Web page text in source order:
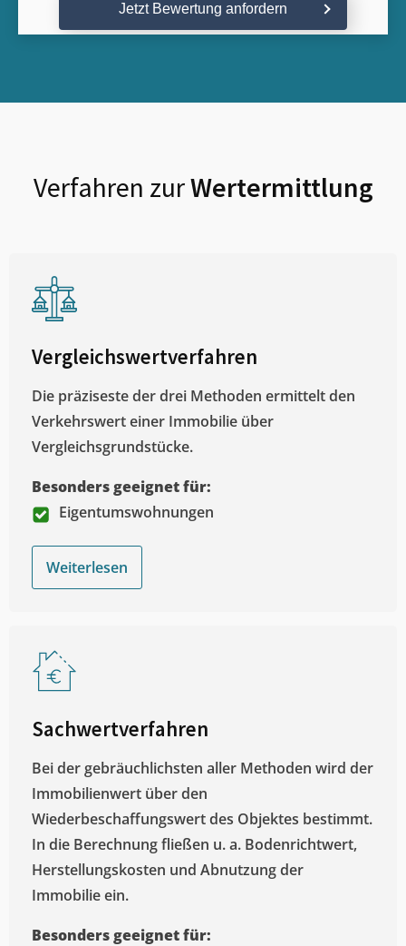
Jetzt Bewertung anfordern
Verfahren zurWertermittlung
Vergleichswertverfahren
Die präziseste der drei Methoden ermittelt den
Verkehrswert einer Immobilie über
Vergleichsgrundstücke.
Besonders geeignet für:
Eigentumswohnungen
Weiterlesen
Sachwertverfahren
Bei der gebräuchlichsten aller Methoden wird der
Immobilienwert über den
Wiederbeschaffungswert des Objektes bestimmt.
In die Berechnung fließen u. a. Bodenrichtwert,
Herstellungskosten und Abnutzung der
Immobilie ein.
Besonders geeignet für: